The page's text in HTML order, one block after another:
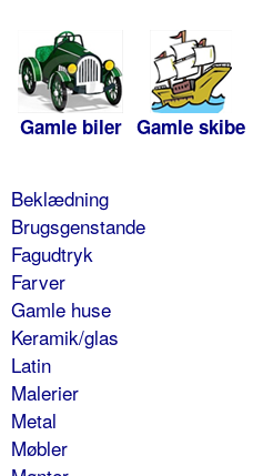
Gamle biler Gamle skibe
Beklædning
Brugsgenstande
Fagudtryk
Farver
Gamle huse
Keramik/glas
Latin
Malerier
Metal
Møbler